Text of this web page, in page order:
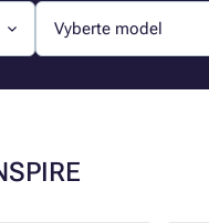
Vyberte model